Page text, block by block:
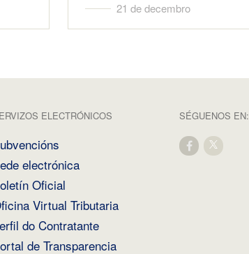
21 de decembro
ELECTRÓNICOS
electrónica
Oficial
Virtual Tributaria
do Contratante
de Transparencia
SÉGUENOS EN: